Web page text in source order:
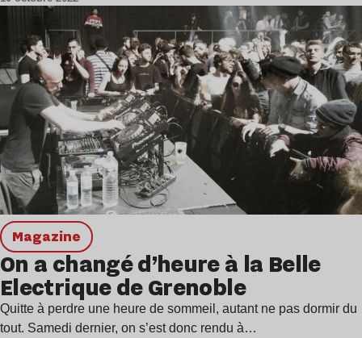
magazine
On a changé d’heure à la Belle
Electrique de Grenoble
Quitte à perdre une heure de sommeil, autant ne pas dormir du
tout. Samedi dernier, on s’est donc rendu à…